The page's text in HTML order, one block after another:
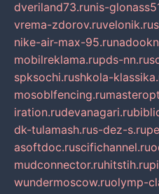
dveriland73.runis-
vrema-zdorov.ruvelonik.ru
nike-air-max-95.ru
mobilreklama.rupds-nn.ru
spksochi.rushkola-
mosoblfencing.ru
iration.rudevanagari.ru
dk-tulamash.rus-dez-s.ru
asoftdoc.ruscifichannel.ru
mudconnector.ruhitstih.ru
wundermoscow.ruolymp-